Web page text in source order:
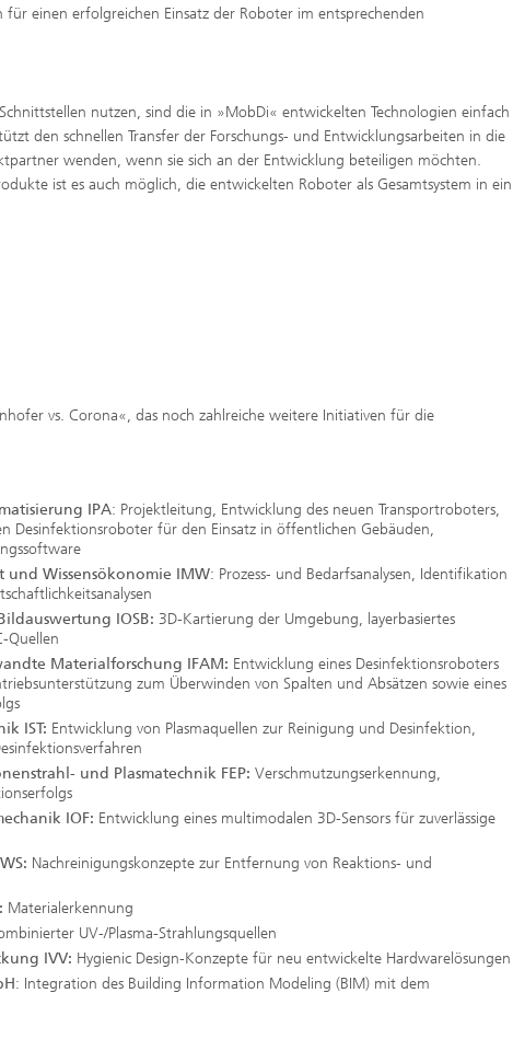
einen erfolgreichen Einsatz der Roboter im entsprechenden
nutzen, sind die in »MobDi« entwickelten Technologien einfach
den schnellen Transfer der Forschungs- und Entwicklungsarbeiten in die
wenden, wenn sie sich an der Entwicklung beteiligen möchten.
ist es auch möglich, die entwickelten Roboter als Gesamtsystem in ein
vs. Corona«, das noch zahlreiche weitere Initiativen für die
IPA: Projektleitung, Entwicklung des neuen Transportroboters,
Desinfektionsroboter für den Einsatz in öffentlichen Gebäuden,
Wissensökonomie IMW: Prozess- und Bedarfsanalysen, Identifikation
IOSB: 3D-Kartierung der Umgebung, layerbasiertes
Quellen
Materialforschung IFAM: Entwicklung eines Desinfektionsroboters
zum Überwinden von Spalten und Absätzen sowie eines
IST: Entwicklung von Plasmaquellen zur Reinigung und Desinfektion,
und Plasmatechnik FEP: Verschmutzungserkennung,
IOF: Entwicklung eines multimodalen 3D-Sensors für zuverlässige
Nachreinigungskonzepte zur Entfernung von Reaktions- und
Materialerkennung
UV-/Plasma-Strahlungsquellen
IVV: Hygienic Design-Konzepte für neu entwickelte Hardwarelösungen
: Integration des Building Information Modeling (BIM) mit dem